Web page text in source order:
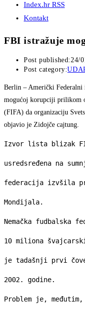
Index.hr RSS
Kontakt
FBI istražuje
Post published:24/
Post category:
Berlin – Američki
mogućoj korupciji prilikom
(FIFA) da organizaciju
objavio je Zidojče cajtung.
Izvor lista blizak
usredsređena na
federacija izvšila
Mondijala.
Nemačka
10 miliona
je tadašnji prvi
2002. godine.
Problem je,